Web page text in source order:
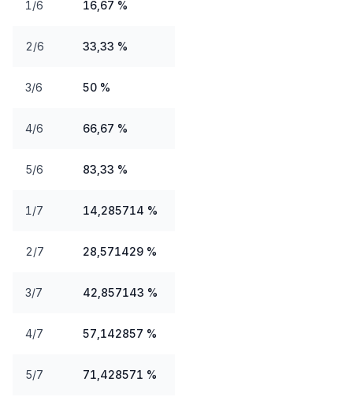
1/6 16,67 %
2/6 33,33 %
3/6 50 %
4/6 66,67 %
5/6 83,33 %
1/7 14,285714 %
2/7 28,571429 %
3/7 42,857143 %
4/7 57,142857 %
5/7 71,428571 %